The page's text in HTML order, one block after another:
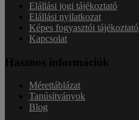
Elállási jogi tájékoztató
Elállási nyilatkozat
Képes fogyasztói tájékoztató
Kapcsolat
Hasznos információk
Mérettáblázat
Tanúsítványok
Blog